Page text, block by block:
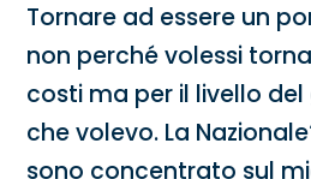
Tornare ad essere un
non perché volessi
costi ma per il livello
che volevo. La
sono concentrato sul